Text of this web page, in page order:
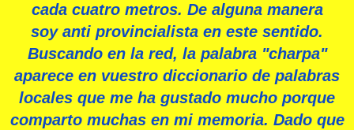
cada cuatro metros. De alguna manera
soy anti provincialista en este sentido.
Buscando en la red, la palabra "charpa"
aparece en vuestro diccionario de palabras
locales que me ha gustado mucho porque
comparto muchas en mi memoria. Dado que